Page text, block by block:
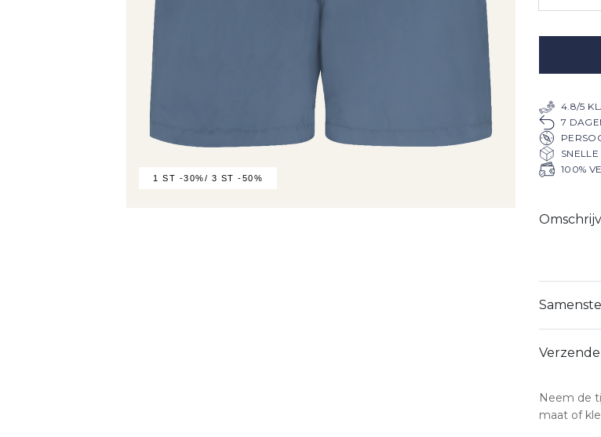
1 ST -30%/ 3 ST -50%
4.8/5
7
100%
Neem de
maat of